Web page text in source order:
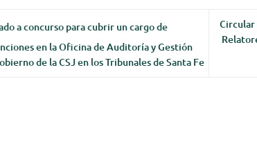
a concurso para cubrir un cargo de
en la Oficina de Auditoría y Gestión
de la CSJ en los Tribunales de Santa Fe
Circular